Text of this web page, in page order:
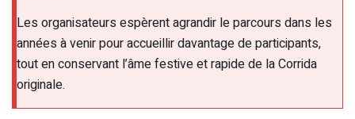
Les organisateurs espèrent agrandir le parcours dans les
années à venir pour accueillir davantage de participants,
tout en conservant l’âme festive et rapide de la Corrida
originale.